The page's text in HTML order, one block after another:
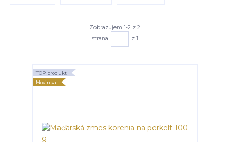
Zobrazujem 1-2 z 2
strana
z 1
TOP produkt
Novinka